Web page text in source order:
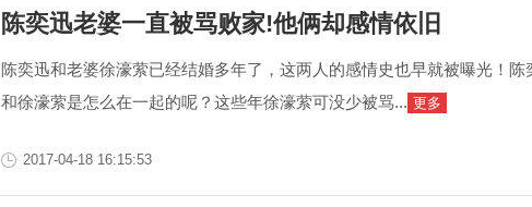
陈奕迅老婆一直被骂败家!他俩却感情依旧
陈奕迅和老婆徐濠萦已经结婚多年了，这两人的感情史也早就被曝光！陈
和徐濠萦是怎么在一起的呢？这些年徐濠萦可没少被骂... 更多
2017-04-18 16:15:53